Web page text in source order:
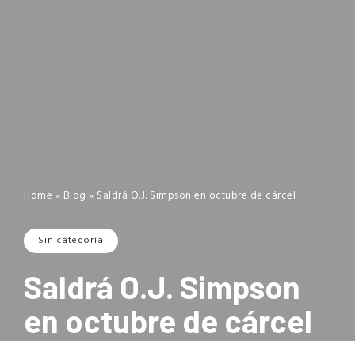
Home » Blog » Saldrá O.J. Simpson en octubre de cárcel
Sin categoría
Saldrá O.J. Simpson
en octubre de cárcel